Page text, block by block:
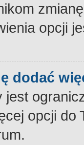
opcji
dodać
jest
opcji